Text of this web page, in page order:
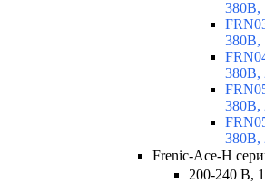
380В,
380В,
380В,
380В,
380В,
Frenic-Ace-H
200-240 В,